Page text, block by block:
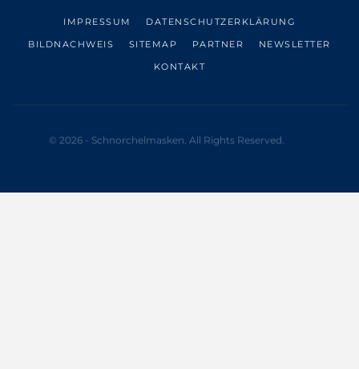
IMPRESSUM
DATENSCHUTZERKLÄRUNG
BILDNACHWEIS
SITEMAP PARTNER
NEWSLETTER
KONTAKT
© 2026 - Schnorchelmasken. All Rights Reserved.